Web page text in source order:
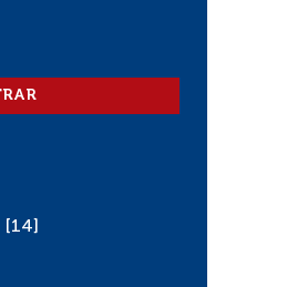
[14]